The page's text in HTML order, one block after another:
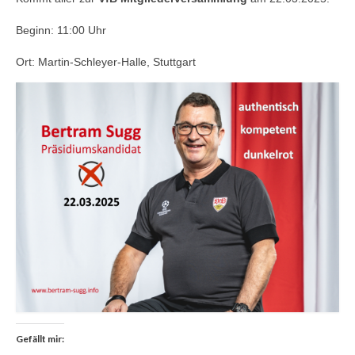
Beginn: 11:00 Uhr
Ort: Martin-Schleyer-Halle, Stuttgart
Gefällt mir: